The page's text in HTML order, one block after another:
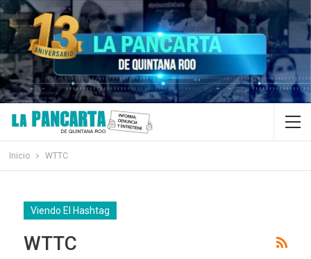
Inicio WTTC
Viendo El Hashtag
WTTC